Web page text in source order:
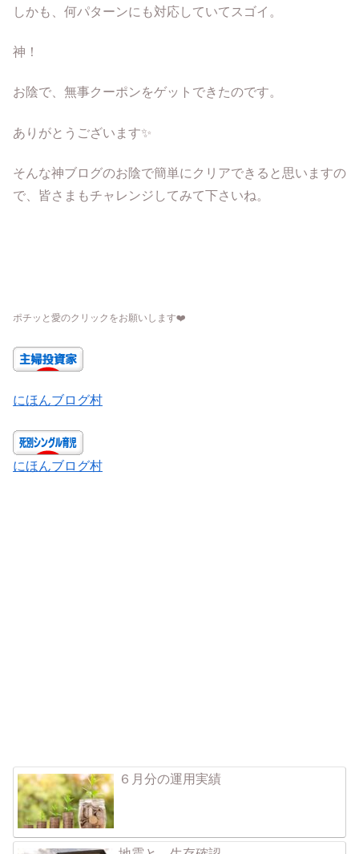
しかも、何パターンにも対応していてスゴイ。
神！
お陰で、無事クーポンをゲットできたのです。
ありがとうございます✨
そんな神ブログのお陰で簡単にクリアできると思いますの
で、皆さまもチャレンジしてみて下さいね。
ポチッと愛のクリックをお願いします❤️
にほんブログ村
にほんブログ村
６月分の運用実績